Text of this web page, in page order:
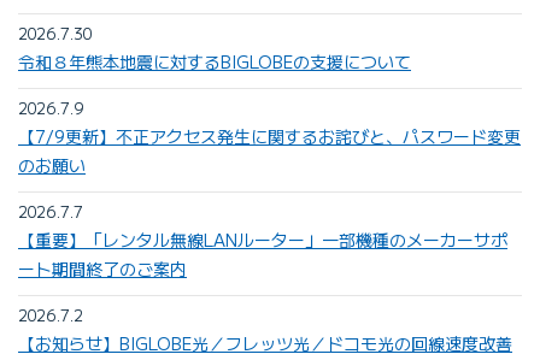
2026.7.30
令和８年熊本地震に対するBIGLOBEの支援について
2026.7.9
【7/9更新】不正アクセス発生に関するお詫びと、パスワード変更
のお願い
2026.7.7
【重要】「レンタル無線LANルーター」一部機種のメーカーサポ
ート期間終了のご案内
2026.7.2
【お知らせ】BIGLOBE光／フレッツ光／ドコモ光の回線速度改善